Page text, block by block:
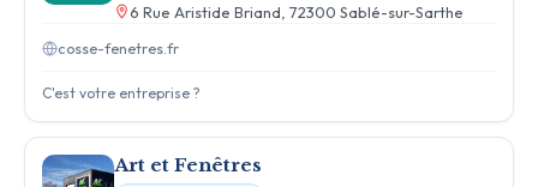
6 Rue Aristide Briand, 72300 Sablé-sur-Sarthe
cosse-fenetres.fr
C'est votre entreprise ?
Art et Fenêtres